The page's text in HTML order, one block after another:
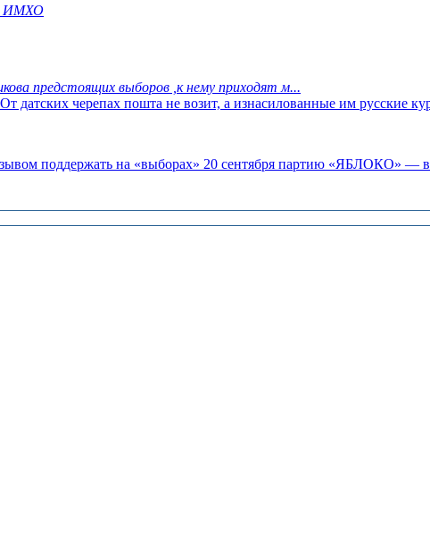
ИМХО
предстоящих выборов ,к нему приходят м...
датских черепах пошта не возит, а изнасилованные им русские
поддержать на «выборах» 20 сентября партию «ЯБЛОКО» —